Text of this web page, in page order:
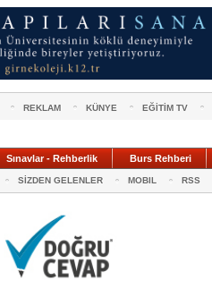
REKLAM KÜNYE EĞİTİM TV
Sınavlar - Rehberlik Burs Rehberi
SİZDEN GELENLER MOBIL RSS